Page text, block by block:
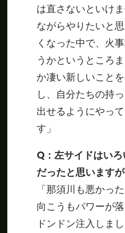
は直さないといけ
ながらやりたいと
くなった中で、火
うかというところ
か凄い新しいこと
し、自分たちの持
出せるようにやっ
す」
Q ：左サイドはい
だったと思います
「那須川も悪かっ
向こうもパワーが
ドンドン注入しま